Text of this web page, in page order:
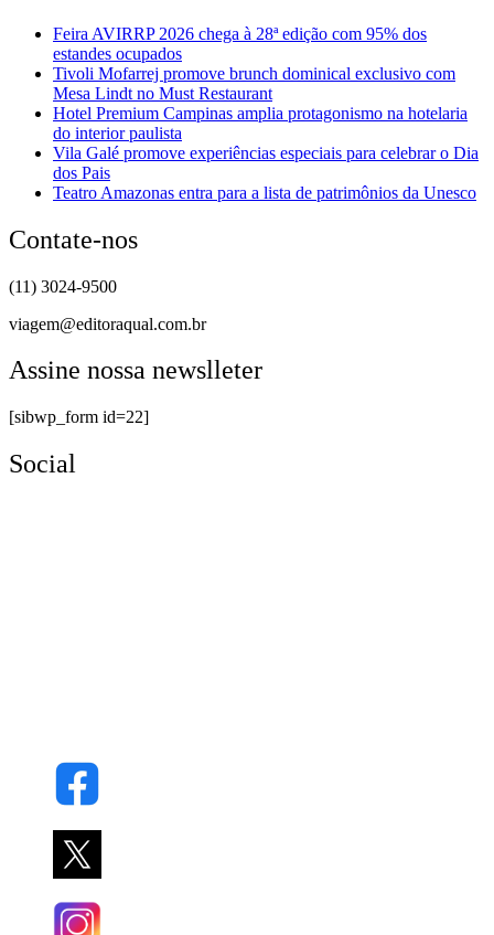
Feira AVIRRP 2026 chega à 28ª edição com 95% dos
estandes ocupados
Tivoli Mofarrej promove brunch dominical exclusivo com
Mesa Lindt no Must Restaurant
Hotel Premium Campinas amplia protagonismo na hotelaria
do interior paulista
Vila Galé promove experiências especiais para celebrar o Dia
dos Pais
Teatro Amazonas entra para a lista de patrimônios da Unesco
Contate-nos
(11) 3024-9500
viagem@editoraqual.com.br
Assine nossa newslleter
[sibwp_form id=22]
Social